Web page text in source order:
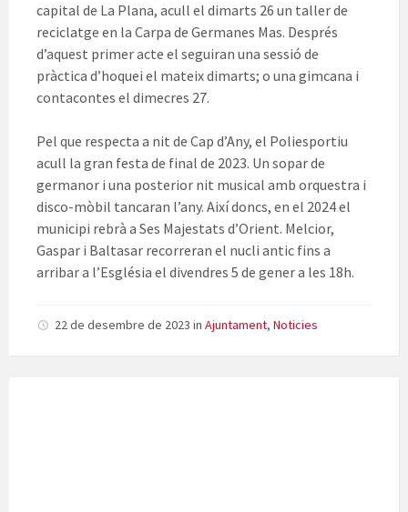
capital de La Plana, acull el dimarts 26 un taller de
reciclatge en la Carpa de Germanes Mas. Després
d’aquest primer acte el seguiran una sessió de
pràctica d’hoquei el mateix dimarts; o una gimcana i
contacontes el dimecres 27.
Pel que respecta a nit de Cap d’Any, el Poliesportiu
acull la gran festa de final de 2023. Un sopar de
germanor i una posterior nit musical amb orquestra i
disco-mòbil tancaran l’any. Així doncs, en el 2024 el
municipi rebrà a Ses Majestats d’Orient. Melcior,
Gaspar i Baltasar recorreran el nucli antic fins a
arribar a l’Església el divendres 5 de gener a les 18h.
22 de desembre de 2023 in Ajuntament, Noticies